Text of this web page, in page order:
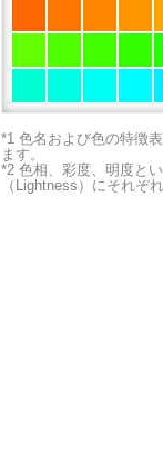
*1 色名および色の特徴
ます。
*2 色相、彩度、明度と
（Lightness）にそれぞ